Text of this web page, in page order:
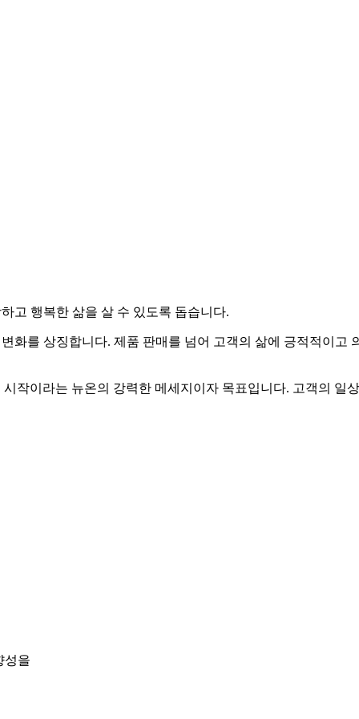
고 행복한 삶을 살 수 있도록 돕습니다.
화를 상징합니다. 제품 판매를 넘어 고객의 삶에 긍적적이고
작이라는 뉴온의 강력한 메세지이자 목표입니다. 고객의 일
성을